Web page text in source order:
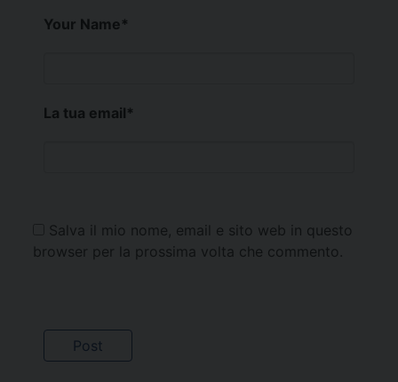
Your Name*
La tua email*
Salva il mio nome, email e sito web in questo
browser per la prossima volta che commento.